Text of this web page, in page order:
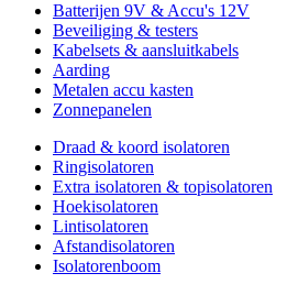
Batterijen 9V & Accu's 12V
Beveiliging & testers
Kabelsets & aansluitkabels
Aarding
Metalen accu kasten
Zonnepanelen
Draad & koord isolatoren
Ringisolatoren
Extra isolatoren & topisolatoren
Hoekisolatoren
Lintisolatoren
Afstandisolatoren
Isolatorenboom